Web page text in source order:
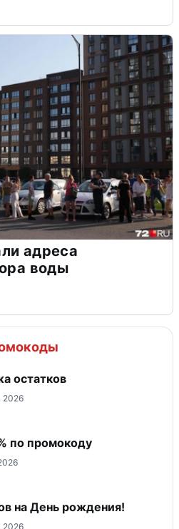
адреса
воды
остатков
2026
по промокоду
на День рождения!
2026